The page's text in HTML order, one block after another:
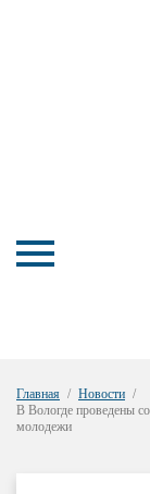
Главная
Новости
В Вологде проведены
молодежи